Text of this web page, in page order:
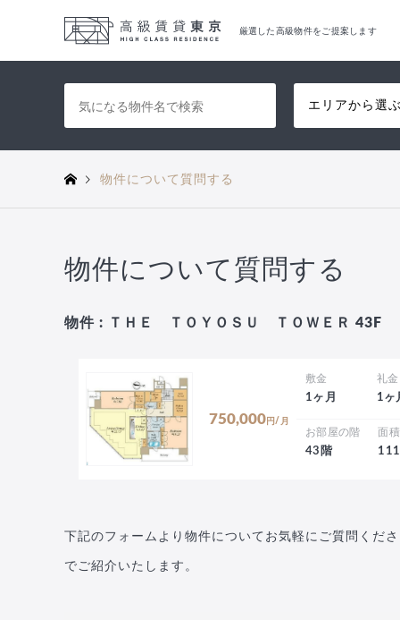
厳選した高級物件をご提案します
エリアから選
物件について質問する
物件について質問する
物件 : ＴＨＥ ＴＯＹＯＳＵ ＴＯＷＥＲ 43F
750,000 円/月
敷金
1ヶ月
礼金
1ヶ
お部屋の階
43階
面積
下記のフォームより物件についてお気軽にご質問くだ
でご紹介いたします。